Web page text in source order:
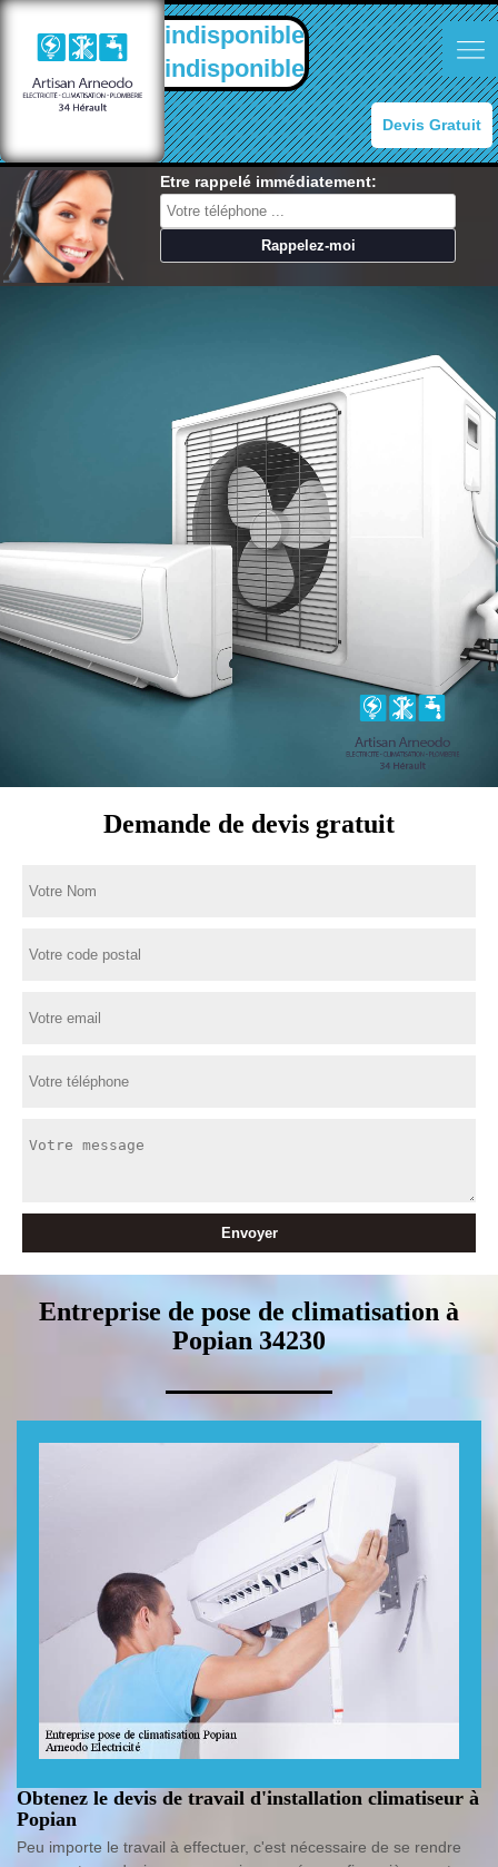
indisponible
indisponible
Devis Gratuit
Etre rappelé immédiatement:
Demande de devis gratuit
Entreprise de pose de climatisation à
Popian 34230
Obtenez le devis de travail d'installation climatiseur à
Popian
Peu importe le travail à effectuer, c'est nécessaire de se rendre